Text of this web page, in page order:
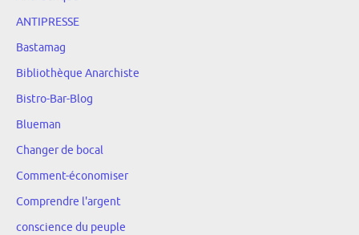
ANTIPRESSE
Bastamag
Bibliothèque Anarchiste
Bistro-Bar-Blog
Blueman
Changer de bocal
Comment-économiser
Comprendre l'argent
conscience du peuple